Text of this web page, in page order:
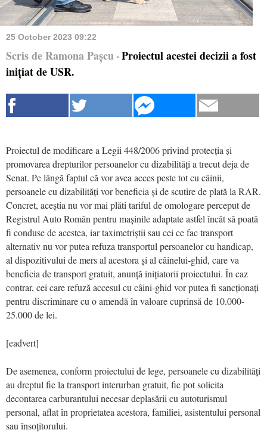
25 October 2023 09:22
Scris de Ramona Pașcu - Proiectul acestei decizii a fost
inițiat de USR.
Proiectul de modificare a Legii 448/2006 privind protecția și
promovarea drepturilor persoanelor cu dizabilități a trecut deja de
Senat. Pe lângă faptul că vor avea acces peste tot cu câinii,
persoanele cu dizabilități vor beneficia și de scutire de plată la RAR.
Concret, aceștia nu vor mai plăti tariful de omologare perceput de
Registrul Auto Român pentru mașinile adaptate astfel încât să poată
fi conduse de acestea, iar taximetriștii sau cei ce fac transport
alternativ nu vor putea refuza transportul persoanelor cu handicap,
al dispozitivului de mers al acestora și al câinelui-ghid, care va
beneficia de transport gratuit, anunță inițiatorii proiectului. În caz
contrar, cei care refuză accesul cu câini-ghid vor putea fi sancționați
pentru discriminare cu o amendă în valoare cuprinsă de 10.000-
25.000 de lei.
[eadvert]
De asemenea, conform proiectului de lege, persoanele cu dizabilități
au dreptul fie la transport interurban gratuit, fie pot solicita
decontarea carburantului necesar deplasării cu autoturismul
personal, aflat în proprietatea acestora, familiei, asistentului personal
sau însoțitorului.